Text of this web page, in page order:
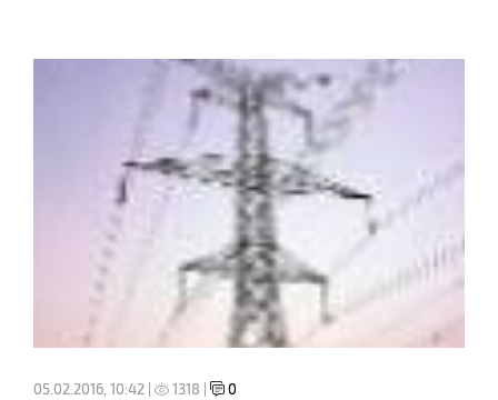
05.02.2016, 10:42 | 1318 | 0